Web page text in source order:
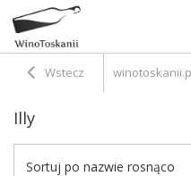
Wstecz
Illy
Sortuj po nazwie rosnąco